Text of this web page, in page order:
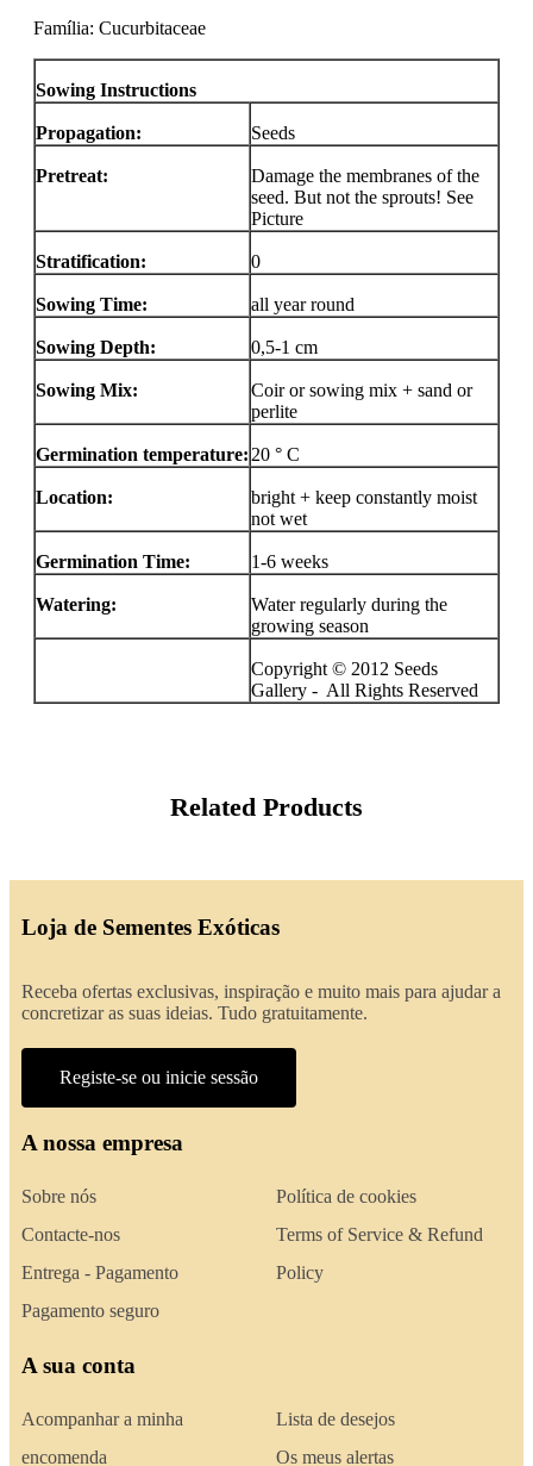
Família: Cucurbitaceae
Sowing Instructions
Propagation: Seeds
Pretreat:
Damage the membranes of the
seed. But not the sprouts! See
Picture
Stratification: 0
Sowing Time: all year round
Sowing Depth: 0,5-1 cm
Sowing Mix:
Coir or sowing mix + sand or
perlite
Germination temperature: 20 ° C
Location:
bright + keep constantly moist
not wet
Germination Time: 1-6 weeks
Watering:
Water regularly during the
growing season
Copyright © 2012 Seeds
Gallery - All Rights Reserved
Related Products
Loja de Sementes Exóticas
Receba ofertas exclusivas, inspiração e muito mais para ajudar a
concretizar as suas ideias. Tudo gratuitamente.
Registe-se ou inicie sessão
A nossa empresa
Sobre nós
Contacte-nos
Entrega - Pagamento
Pagamento seguro
Política de cookies
Terms of Service & Refund
Policy
A sua conta
Acompanhar a minha
encomenda
Lista de desejos
Os meus alertas